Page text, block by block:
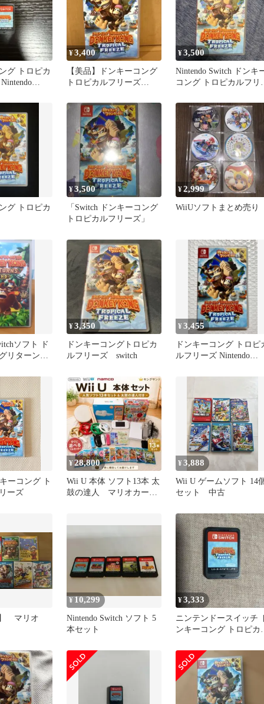
グ トロピカ
¥3,400
【美品】ドンキーコング
トロピカルフリーズ
配送
¥3,500
Nintendo Switch ドンキ
コング トロピカルフリ
グ トロピカ
¥3,500
「Switch ドンキーコング
トロピカルフリーズ」
¥2,999
WiiUソフトまとめ売り
ソフト ド
リターンズ
¥3,350
ドンキーコングトロピカ
ルフリーズ switch
¥3,455
ドンキーコング トロピ
ルフリーズ Nintendo
ーコング ト
ーズ
¥28,800
Wii U 本体 ソフト13本 太
鼓の達人 マリオカート
¥3,888
Wii U ゲームソフト 14
セット 中古
】 マリオ
¥ 10,299
Nintendo Switch ソフト 5
本セット
¥3,333
ニンテンドースイッチ
ンキーコング トロピカ